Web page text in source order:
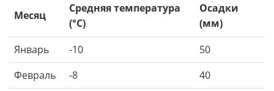
Месяц
Средняя температура
(°C)
Осадки
(мм)
Январь
-10
50
Февраль
-8
40